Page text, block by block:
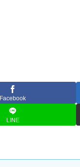
Facebook
LINE